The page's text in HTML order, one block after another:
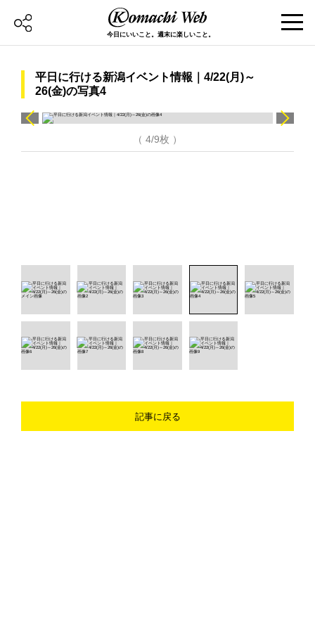
今日にいいこと。週末に楽しいこと。
平日に行ける新潟イベント情報｜4/22(月)～
26(金)の写真4
（ 4/9枚 ）
記事に戻る